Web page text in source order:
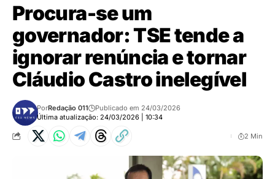
Procura-se um
governador: TSE tende a
ignorar renúncia e tornar
Cláudio Castro inelegível
Última atualização: 24/03/2026 | 10:34
PorRedação 011 Publicado em 24/03/2026
2 Min